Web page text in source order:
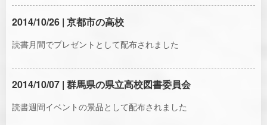
2014/10/26 | 京都市の高校
読書月間でプレゼントとして配布されました
2014/10/07 | 群馬県の県立高校図書委員会
読書週間イベントの景品として配布されました